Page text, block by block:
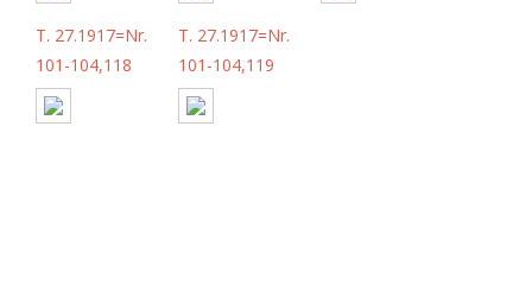
T. 27.1917=Nr.
101-104,118
T. 27.1917=Nr.
101-104,119